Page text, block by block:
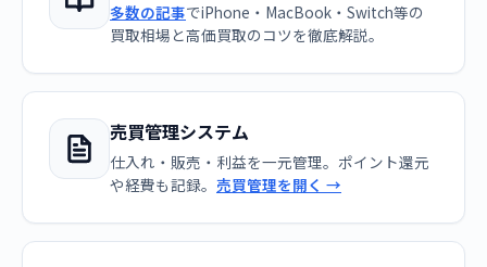
多数の記事でiPhone・MacBook・Switch等の
買取相場と高価買取のコツを徹底解説。
売買管理システム
仕入れ・販売・利益を一元管理。ポイント還元
や経費も記録。 売買管理を開く →